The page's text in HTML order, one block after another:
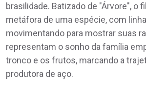
brasilidade. Batizado de "Árvore", o
metáfora de uma espécie, com
movimentando para mostrar suas
representam o sonho da família
tronco e os frutos, marcando a
produtora de aço.